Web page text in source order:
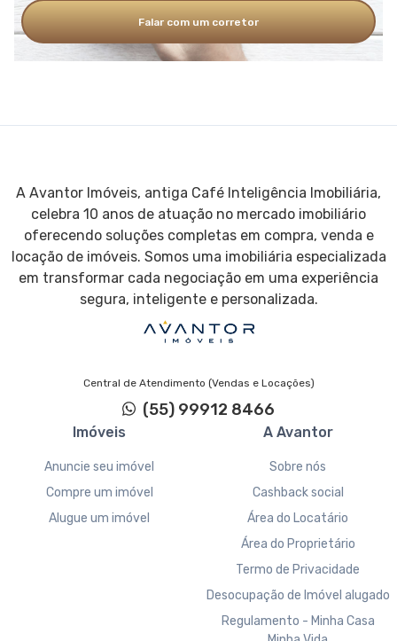
Falar com um corretor
A Avantor Imóveis, antiga Café Inteligência Imobiliária,
celebra 10 anos de atuação no mercado imobiliário
oferecendo soluções completas em compra, venda e
locação de imóveis. Somos uma imobiliária especializada
em transformar cada negociação em uma experiência
segura, inteligente e personalizada.
Central de Atendimento (Vendas e Locações)
(55) 99912 8466
Imóveis
Anuncie seu imóvel
Compre um imóvel
Alugue um imóvel
A Avantor
Sobre nós
Cashback social
Área do Locatário
Área do Proprietário
Termo de Privacidade
Desocupação de Imóvel alugado
Regulamento - Minha Casa